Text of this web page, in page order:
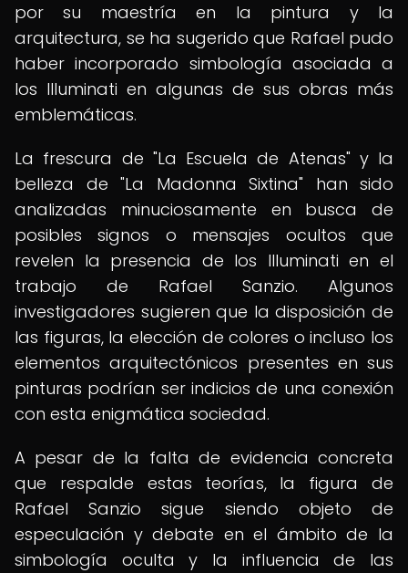
por su maestría en la pintura y la
arquitectura, se ha sugerido que Rafael pudo
haber incorporado simbología asociada a
los Illuminati en algunas de sus obras más
emblemáticas.
La frescura de "La Escuela de Atenas" y la
belleza de "La Madonna Sixtina" han sido
analizadas minuciosamente en busca de
posibles signos o mensajes ocultos que
revelen la presencia de los Illuminati en el
trabajo de Rafael Sanzio. Algunos
investigadores sugieren que la disposición de
las figuras, la elección de colores o incluso los
elementos arquitectónicos presentes en sus
pinturas podrían ser indicios de una conexión
con esta enigmática sociedad.
A pesar de la falta de evidencia concreta
que respalde estas teorías, la figura de
Rafael Sanzio sigue siendo objeto de
especulación y debate en el ámbito de la
simbología oculta y la influencia de las